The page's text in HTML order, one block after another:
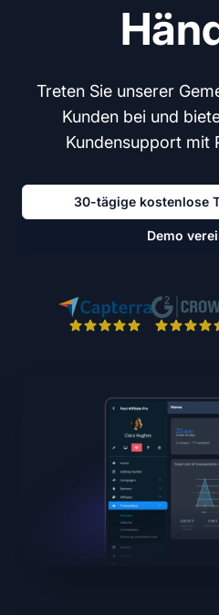
Treten Sie unserer
Kunden bei und
Kundensupport mit
30-tägige kostenlose
Demo